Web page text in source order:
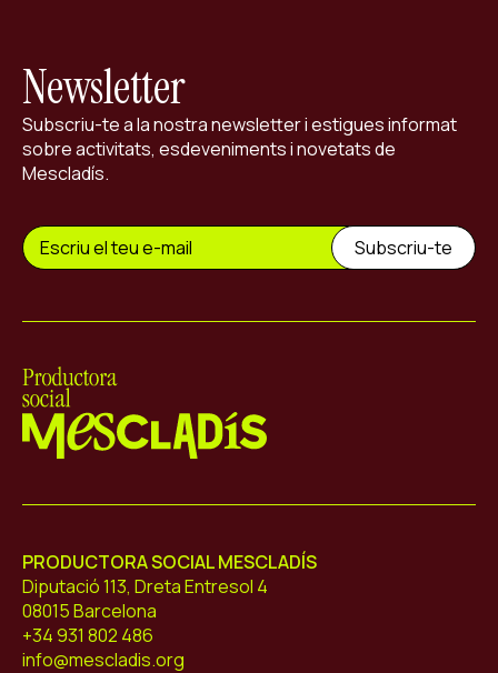
Newsletter
Subscriu-te a la nostra newsletter i estigues informat
sobre activitats, esdeveniments i novetats de
Mescladís.
PRODUCTORA SOCIAL MESCLADÍS
Diputació 113, Dreta Entresol 4
08015 Barcelona
+34 931 802 486
info@mescladis.org